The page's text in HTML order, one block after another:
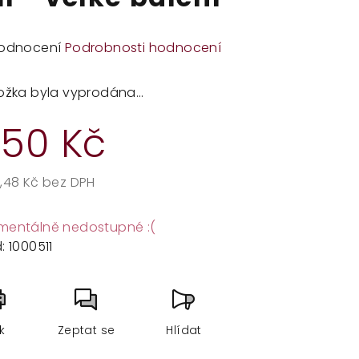
Podrobnosti hodnocení
byla vyprodána…
Kč
Kč bez DPH
nedostupné :(
1000511
Zeptat se Hlídat